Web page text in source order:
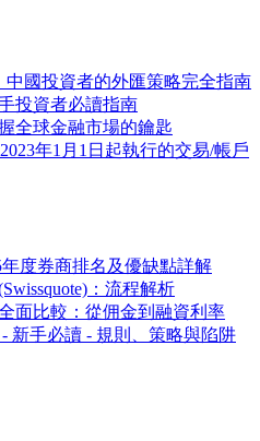
國投資者的外匯策略完全指南
投資者必讀指南
全球金融市場的鑰匙
年1月1日起執行的交易/帳戶
度券商排名及優缺點詳解
：流程解析
面比較：從佣金到融資利率
新手必讀 - 規則、策略與陷阱